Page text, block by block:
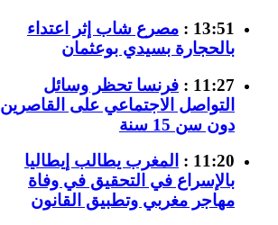
13:51 :
مصرع شاب إثر اعتداء
بالحجارة بسيدي بوعثمان
11:27 :
فرنسا تحظر وسائل
التواصل الاجتماعي على القاصرين
دون سن 15 سنة
11:20 :
المغرب يطالب إيطاليا
بالإسراع في التحقيق في وفاة
مهاجر مغربي وتطبيق القانون